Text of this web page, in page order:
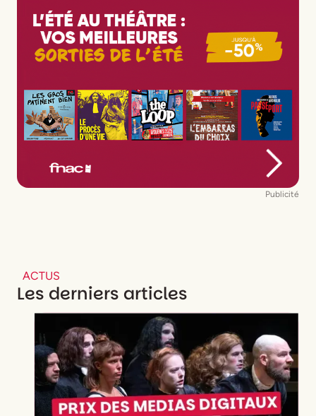
Publicité
ACTUS
Les derniers articles